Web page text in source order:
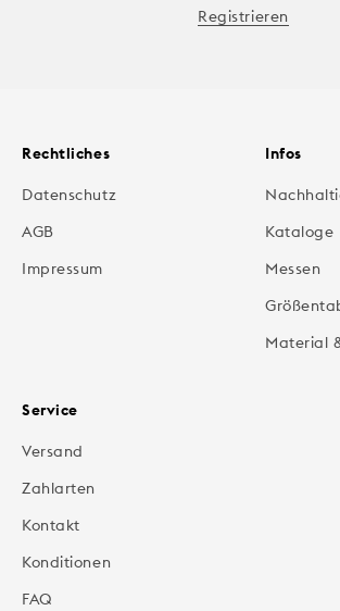
Registrieren
Rechtliches
Datenschutz
AGB
Impressum
Infos
Kataloge
Messen
Material
Service
Versand
Zahlarten
Kontakt
Konditionen
FAQ